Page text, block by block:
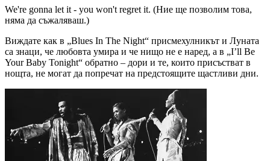
We're gonna let it - you won't regret it. (Ние ще позволим това,
няма да съжаляваш.)
Виждате как в „Blues In The Night“ присмехулникът и Луната
са знаци, че любовта умира и че нищо не е наред, а в „I’ll Be
Your Baby Tonight“ обратно – дори и те, които присъстват в
нощта, не могат да попречат на предстоящите щастливи дни.